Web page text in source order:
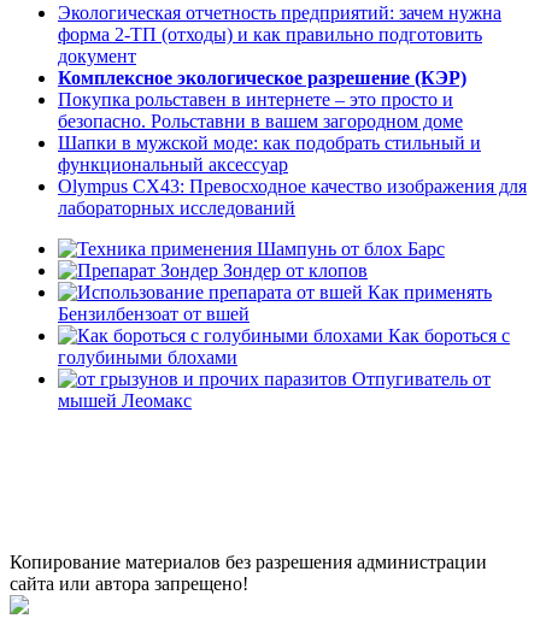
Экологическая отчетность предприятий: зачем нужна
форма 2-ТП (отходы) и как правильно подготовить
документ
Комплексное экологическое разрешение (КЭР)
Покупка рольставен в интернете – это просто и
безопасно. Рольставни в вашем загородном доме
Шапки в мужской моде: как подобрать стильный и
функциональный аксессуар
Olympus CX43: Превосходное качество изображения для
лабораторных исследований
Шампунь от блох Барс
Зондер от клопов
Как применять
Бензилбензоат от вшей
Как бороться с
голубиными блохами
Отпугиватель от
мышей Леомакс
Копирование материалов без разрешения администрации
сайта или автора запрещено!